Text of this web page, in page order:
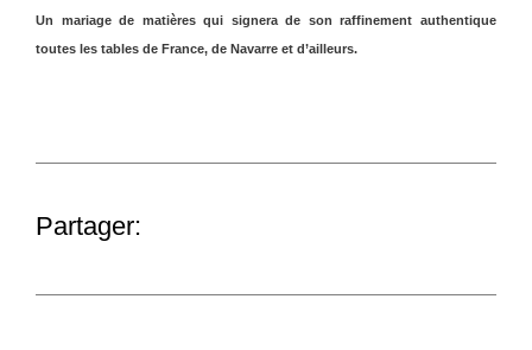
Un mariage de matières qui signera de son raffinement authentique
toutes les tables de France, de Navarre et d’ailleurs.
Partager: